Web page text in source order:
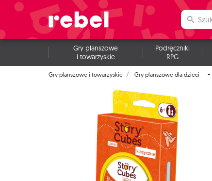
Gry planszowe
i towarzyskie
Podręczniki
RPG
Gry planszowe i towarzyskie Gry planszowe dla dzieci